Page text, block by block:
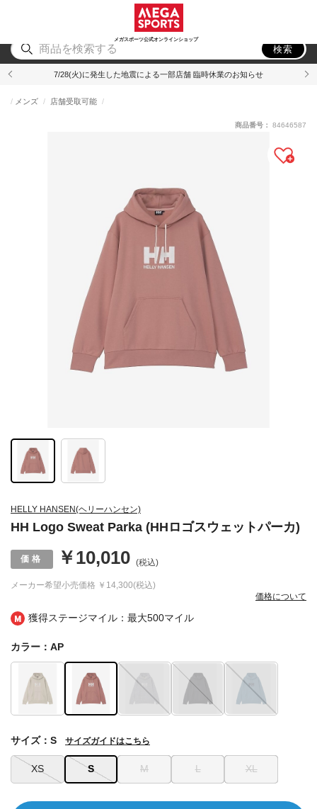
メガスポーツ公式オンラインショップ
アウトドア
検索
7/28(火)に発生した地震による一部店舗 臨時休業のお知らせ
獲得ステージマイル：最大500マイル
HELLY HANSEN(ヘリーハンセン)
HH Logo Sweat Parka (HHロゴスウェットパーカ)
メンズ 店舗受取可能
メーカー希望小売価格 ￥14,300(税込)
￥10,010 (税込)
価格について
商品番号： 84646587
カラー：AP
XS S M L XL
サイズ：S サイズガイドはこちら